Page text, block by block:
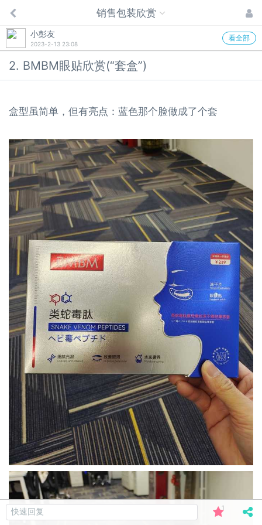
销售包装欣赏
小彭友
2023-2-13 23:08
看全部
2. BMBM眼贴欣赏(“套盒”)
盒型虽简单，但有亮点：蓝色那个脸做成了个套